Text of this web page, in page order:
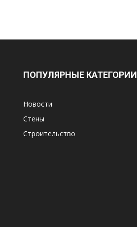
ПОПУЛЯРНЫЕ КАТЕГОРИИ
Новости
Стены
Строительство